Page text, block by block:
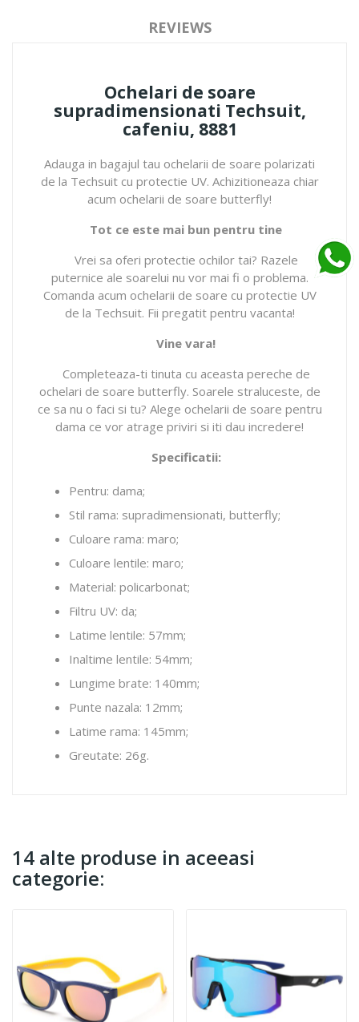
REVIEWS
Ochelari de soare
supradimensionati Techsuit,
cafeniu, 8881
Adauga in bagajul tau ochelarii de soare polarizati
de la Techsuit cu protectie UV. Achizitioneaza chiar
acum ochelarii de soare butterfly!
Tot ce este mai bun pentru tine
Vrei sa oferi protectie ochilor tai? Razele
puternice ale soarelui nu vor mai fi o problema.
Comanda acum ochelarii de soare cu protectie UV
de la Techsuit. Fii pregatit pentru vacanta!
Vine vara!
Completeaza-ti tinuta cu aceasta pereche de
ochelari de soare butterfly. Soarele straluceste, de
ce sa nu o faci si tu? Alege ochelarii de soare pentru
dama ce vor atrage priviri si iti dau incredere!
Specificatii:
Pentru: dama;
Stil rama: supradimensionati, butterfly;
Culoare rama: maro;
Culoare lentile: maro;
Material: policarbonat;
Filtru UV: da;
Latime lentile: 57mm;
Inaltime lentile: 54mm;
Lungime brate: 140mm;
Punte nazala: 12mm;
Latime rama: 145mm;
Greutate: 26g.
14 alte produse in aceeasi
categorie: